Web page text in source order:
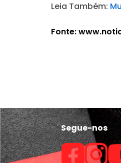
Leia Também:
Fonte:
Segue-nos